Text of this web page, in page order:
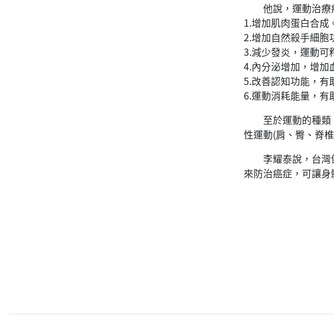
他說，運動治療
1.增加肌肉蛋白合成
2.增加自然殺手細胞
3.減少發炎，運動可
4.內分泌增加，增加
5.改善認知功能，有
6.運動消耗能量，有
至於運動的種類
性運動(肩、臀、脊
李耀泰說，台灣
來防治癌症，可讓